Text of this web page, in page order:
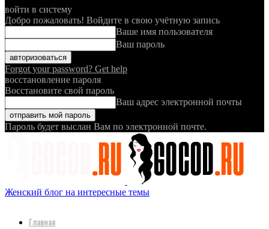
войти в систему
Добро пожаловать! Войдите в свою учётную запись
Ваше имя пользователя
Ваш пароль
Forgot your password? Get help
восстановление пароля
Восстановите свой пароль
Ваш адрес электронной почты
Пароль будет выслан Вам по электронной почте.
Женский блог на интересные темы
Главная